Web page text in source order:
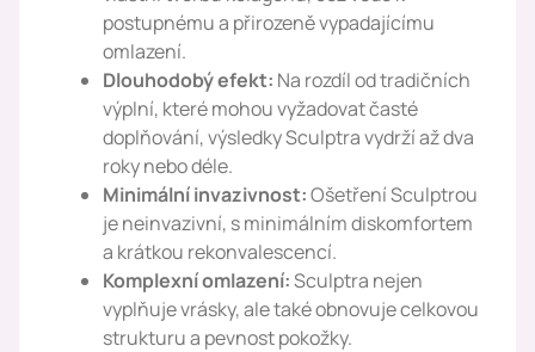
postupnému a přirozeně vypadajícímu
omlazení.
Dlouhodobý efekt: Na rozdíl od tradičních
výplní, které mohou vyžadovat časté
doplňování, výsledky Sculptra vydrží až dva
roky nebo déle.
Minimální invazivnost:Ošetření Sculptrou
je neinvazivní, s minimálním diskomfortem
a krátkou rekonvalescencí.
Komplexní omlazení:Sculptra nejen
vyplňuje vrásky, ale také obnovuje celkovou
strukturu a pevnost pokožky.